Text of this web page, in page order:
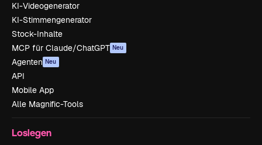
KI-Videogenerator
KI-Stimmengenerator
Stock-Inhalte
MCP für Claude/ChatGPT Neu
Agenten Neu
API
Mobile App
Alle Magnific-Tools
Loslegen